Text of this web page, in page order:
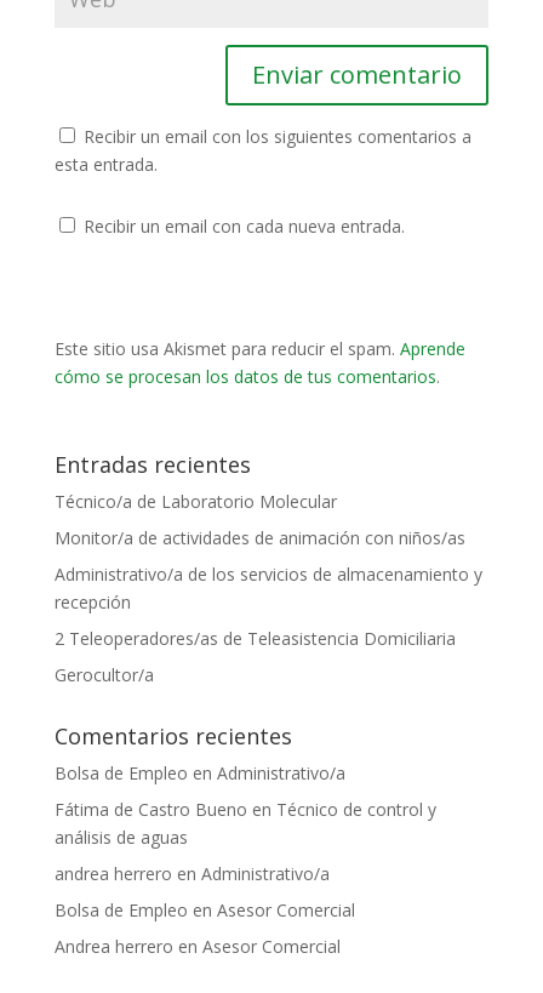
Recibir un email con los siguientes comentarios a
esta entrada.
Recibir un email con cada nueva entrada.
Este sitio usa Akismet para reducir el spam. Aprende
cómo se procesan los datos de tus comentarios.
Entradas recientes
Técnico/a de Laboratorio Molecular
Monitor/a de actividades de animación con niños/as
Administrativo/a de los servicios de almacenamiento y
recepción
2 Teleoperadores/as de Teleasistencia Domiciliaria
Gerocultor/a
Comentarios recientes
Bolsa de Empleo en Administrativo/a
Fátima de Castro Bueno en Técnico de control y
análisis de aguas
andrea herrero en Administrativo/a
Bolsa de Empleo en Asesor Comercial
Andrea herrero en Asesor Comercial